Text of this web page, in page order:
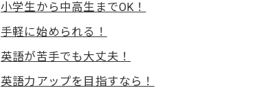
小学生から中高生までOK！
手軽に始められる！
英語が苦手でも大丈夫！
英語力アップを目指すなら！